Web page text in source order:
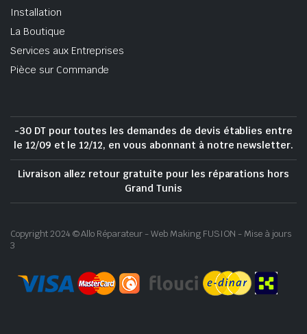
Installation
La Boutique
Services aux Entreprises
Pièce sur Commande
-30 DT pour toutes les demandes de devis établies entre
le 12/09 et le 12/12, en vous abonnant à notre newsletter.
Livraison allez retour gratuite pour les réparations hors
Grand Tunis
Copyright 2024 © Allo Réparateur - Web Making FUSION - Mise à jours
3